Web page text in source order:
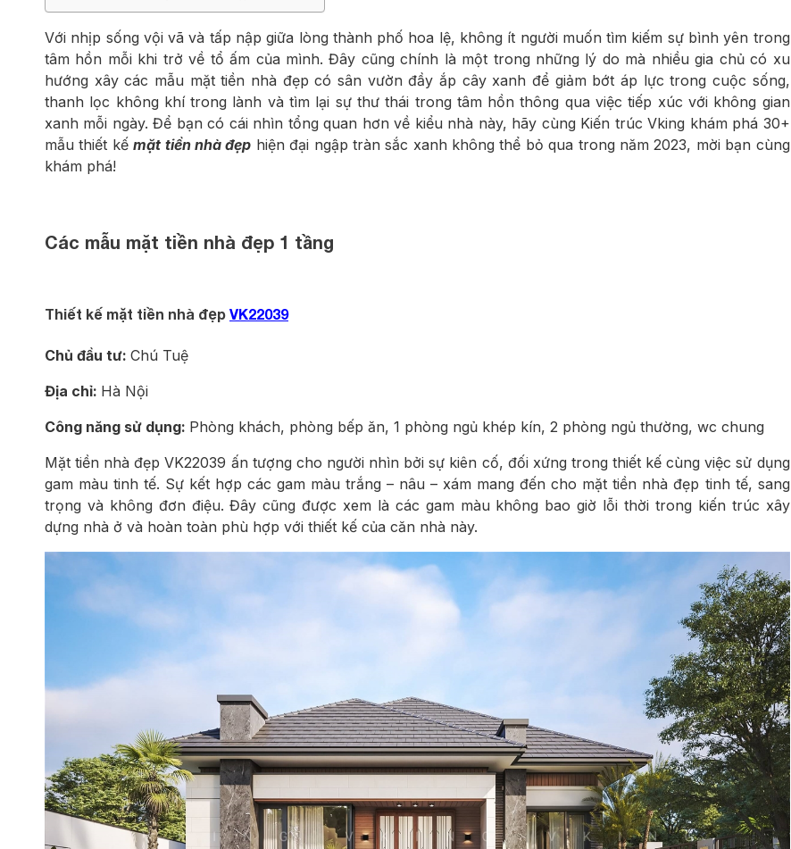
Với nhịp sống vội vã và tấp nập giữa lòng thành phố hoa lệ, không ít người muốn tìm kiếm sự bình yên trong
tâm hồn mỗi khi trở về tổ ấm của mình. Đây cũng chính là một trong những lý do mà nhiều gia chủ có xu
hướng xây các mẫu mặt tiền nhà đẹp có sân vườn đầy ắp cây xanh để giảm bớt áp lực trong cuộc sống,
thanh lọc không khí trong lành và tìm lại sự thư thái trong tâm hồn thông qua việc tiếp xúc với không gian
xanh mỗi ngày. Để bạn có cái nhìn tổng quan hơn về kiểu nhà này, hãy cùng Kiến trúc Vking khám phá 30+
mẫu thiết kếmặt tiền nhà đẹp hiện đại ngập tràn sắc xanh không thể bỏ qua trong năm 2023, mời bạn cùng
khám phá!
Các mẫu mặt tiền nhà đẹp 1 tầng
Thiết kế mặt tiền nhà đẹp VK22039
Chủ đầu tư: Chú Tuệ
Địa chỉ: Hà Nội
Công năng sử dụng: Phòng khách, phòng bếp ăn, 1 phòng ngủ khép kín, 2 phòng ngủ thường, wc chung
Mặt tiền nhà đẹp VK22039 ấn tượng cho người nhìn bởi sự kiên cố, đối xứng trong thiết kế cùng việc sử dụng
gam màu tinh tế. Sự kết hợp các gam màu trắng – nâu – xám mang đến cho mặt tiền nhà đẹp tinh tế, sang
trọng và không đơn điệu. Đây cũng được xem là các gam màu không bao giờ lỗi thời trong kiến trúc xây
dựng nhà ở và hoàn toàn phù hợp với thiết kế của căn nhà này.